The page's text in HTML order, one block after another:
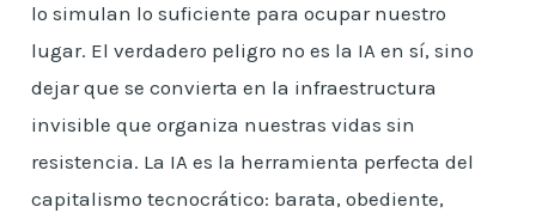
lo simulan lo suficiente para ocupar nuestro
lugar. El verdadero peligro no es la IA en sí, sino
dejar que se convierta en la infraestructura
invisible que organiza nuestras vidas sin
resistencia. La IA es la herramienta perfecta del
capitalismo tecnocrático: barata, obediente,